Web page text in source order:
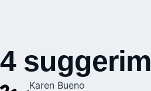
4
Karen Bueno